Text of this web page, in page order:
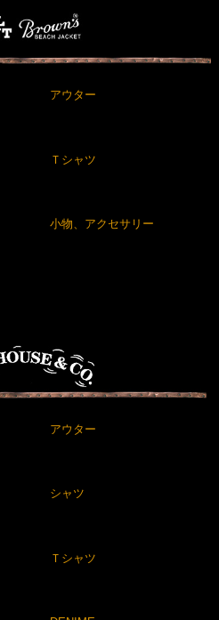
アウター
Ｔシャツ
小物、アクセサリー
アウター
シャツ
Ｔシャツ